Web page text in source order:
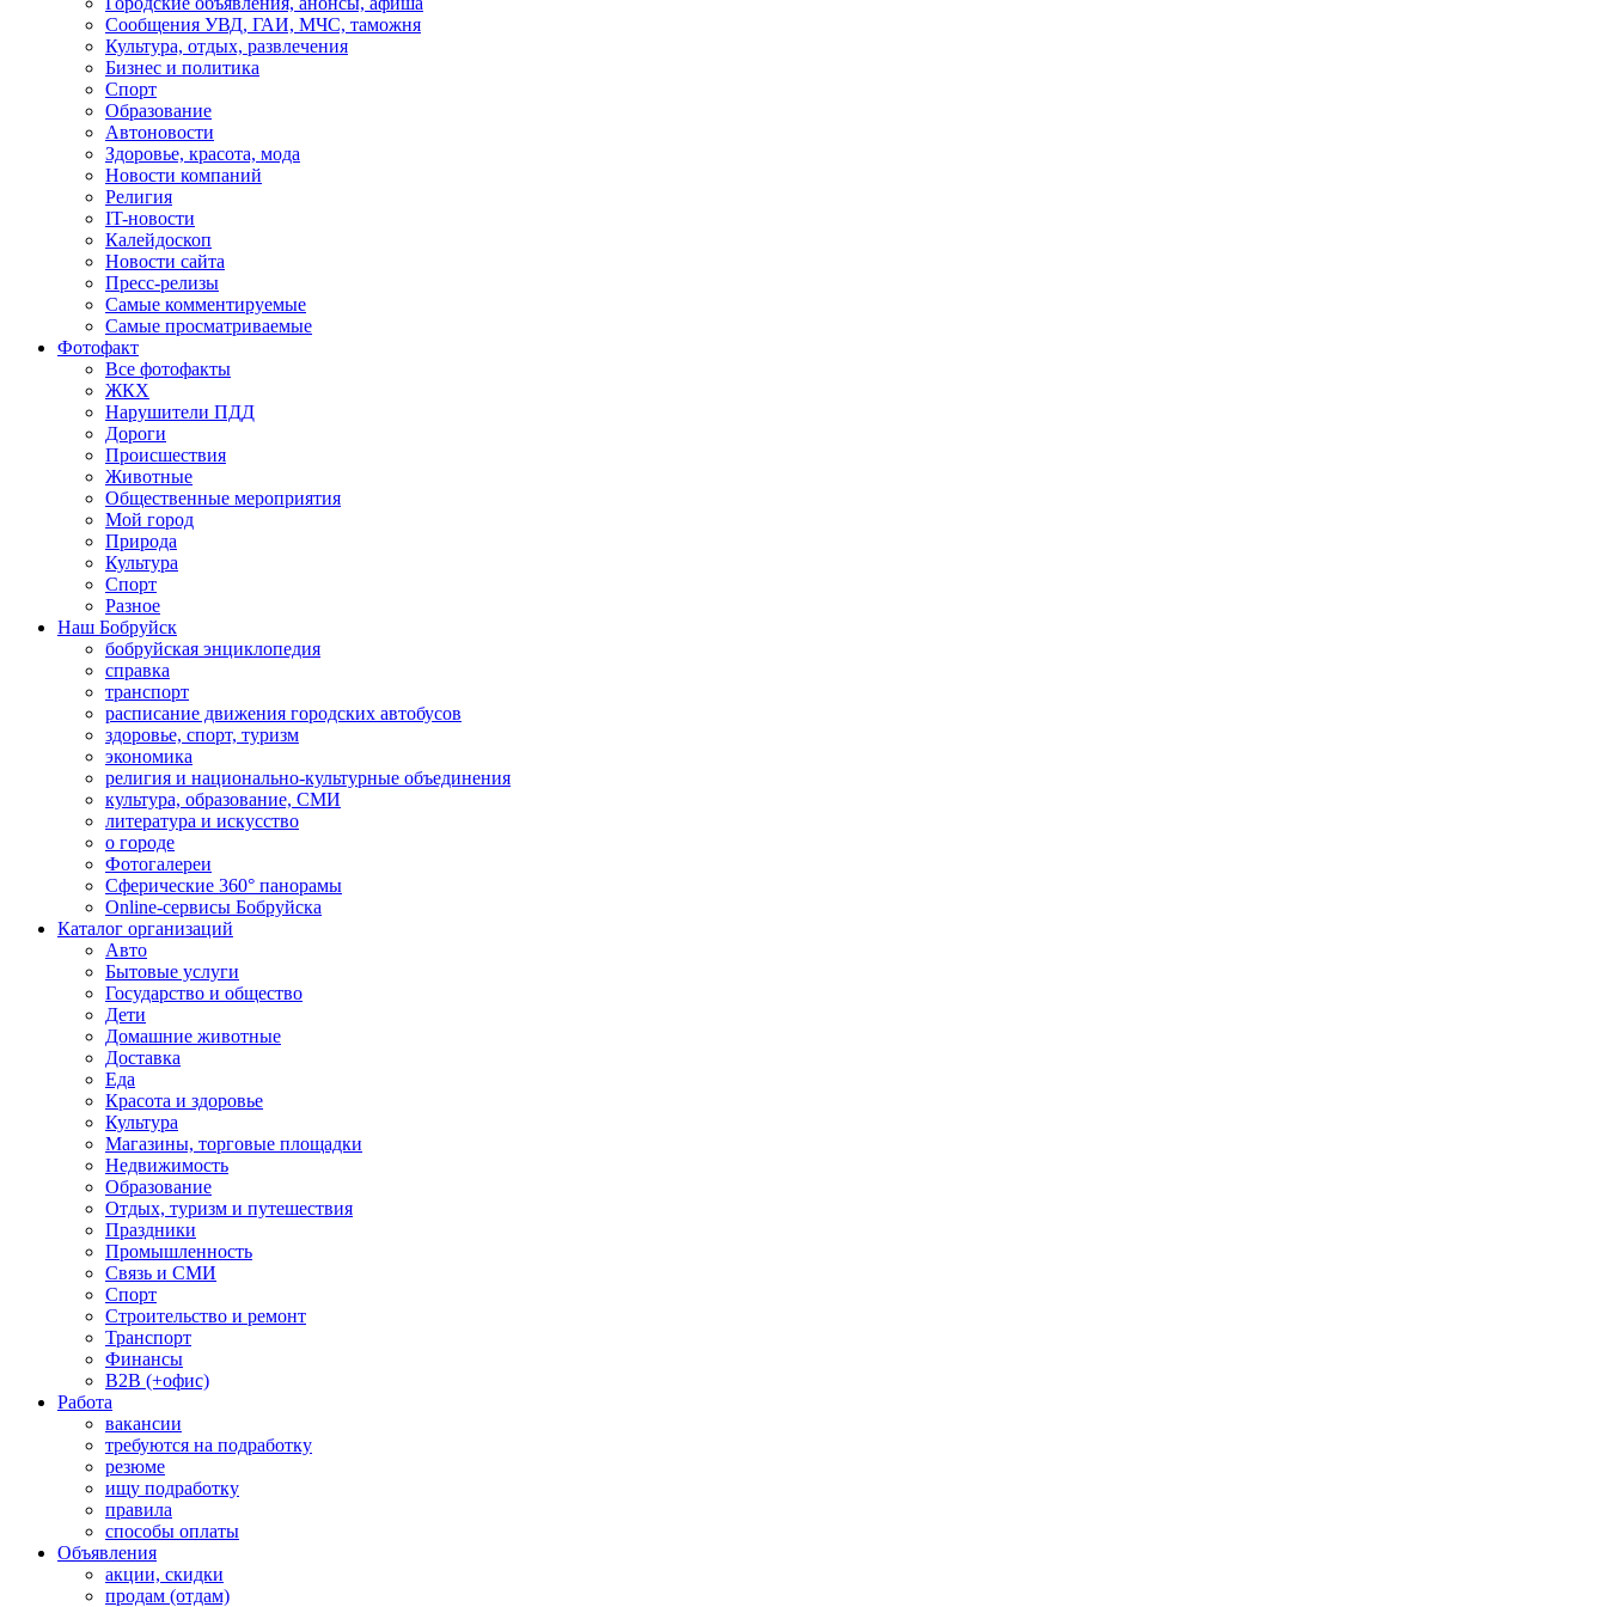
Сообщения УВД, ГАИ, МЧС, таможня
Культура, отдых, развлечения
Бизнес и политика
Спорт
Образование
Автоновости
Здоровье, красота, мода
Новости компаний
Религия
IT-новости
Калейдоскоп
Новости сайта
Пресс-релизы
Самые комментируемые
Самые просматриваемые
Фотофакт
Все фотофакты
ЖКХ
Нарушители ПДД
Дороги
Происшествия
Животные
Общественные мероприятия
Мой город
Природа
Культура
Спорт
Разное
Наш Бобруйск
бобруйская энциклопедия
справка
транспорт
расписание движения городских автобусов
здоровье, спорт, туризм
экономика
религия и национально-культурные объединения
культура, образование, СМИ
литература и искусство
о городе
Фотогалереи
Сферические 360° панорамы
Online-сервисы Бобруйска
Каталог организаций
Авто
Бытовые услуги
Государство и общество
Дети
Домашние животные
Доставка
Еда
Красота и здоровье
Культура
Магазины, торговые площадки
Недвижимость
Образование
Отдых, туризм и путешествия
Праздники
Промышленность
Связь и СМИ
Спорт
Строительство и ремонт
Транспорт
Финансы
B2B (+офис)
Работа
вакансии
требуются на подработку
резюме
ищу подработку
правила
способы оплаты
Объявления
акции, скидки
продам (отдам)